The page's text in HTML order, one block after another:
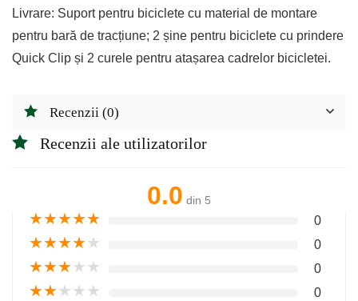
Livrare: Suport pentru biciclete cu material de montare
pentru bară de tracțiune; 2 șine pentru biciclete cu prindere
Quick Clip și 2 curele pentru atașarea cadrelor bicicletei.
Recenzii (0)
Recenzii ale utilizatorilor
0.0 din 5
★★★★★ 0
★★★★★ 0
★★★★★ 0
★★★★★ 0